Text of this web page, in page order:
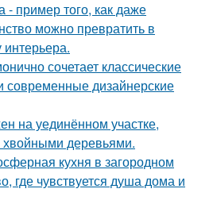
- пример того, как даже
можно превратить в
сочетает классические
современные дизайнерские
на уединённом участке,
деревьями.
кухня в загородном
где чувствуется душа дома и